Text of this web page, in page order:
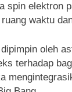
spin elektron
waktu
oleh
terhadap